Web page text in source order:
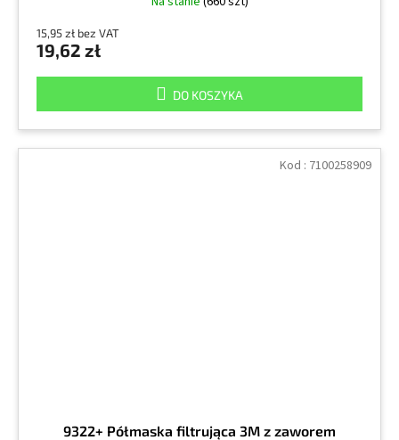
15,95 zł bez VAT
19,62 zł
DO KOSZYKA
9322+ Półmaska filtrująca 3M z zaworem
Kod : 7100258909